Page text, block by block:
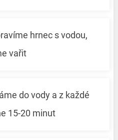
hrnec s vodou,
vařit
do vody a z každé
15-20 minut